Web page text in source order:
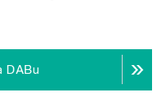
DABu